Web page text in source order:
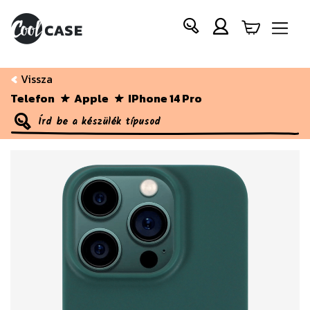
Vissza
Telefon
Apple IPhone 14 Pro